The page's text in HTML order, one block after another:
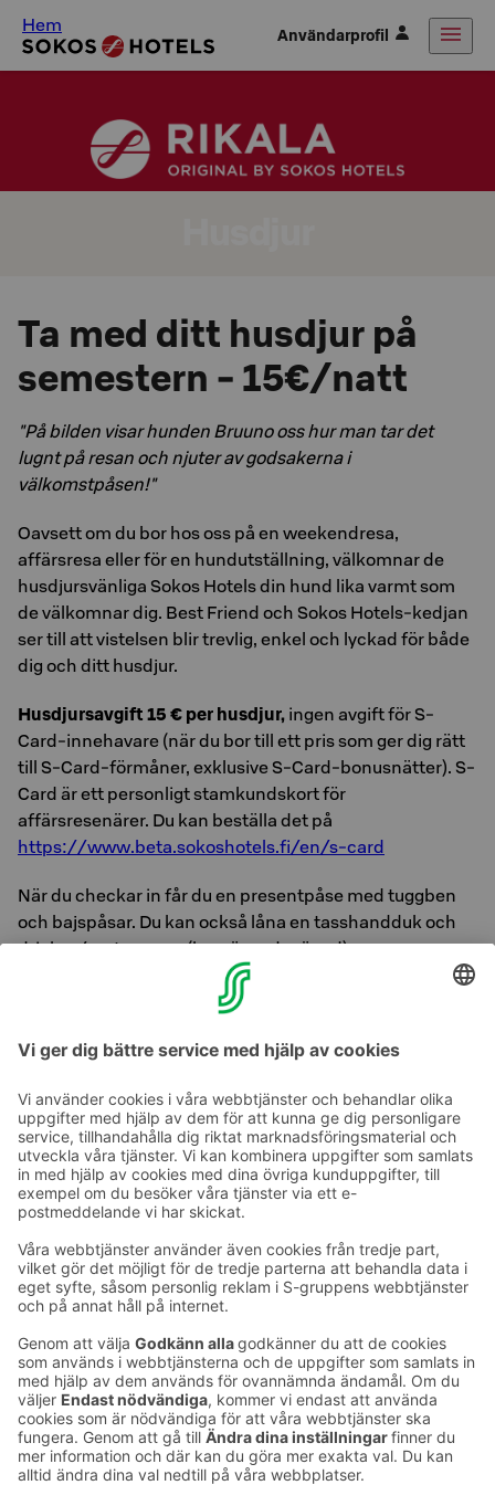
Hem Användarprofil
Ta med ditt husdjur på
semestern - 15€/natt
"På bilden visar hunden Bruuno oss hur man tar det
lugnt på resan och njuter av godsakerna i
välkomstpåsen!"
Oavsett om du bor hos oss på en weekendresa,
affärsresa eller för en hundutställning, välkomnar de
husdjursvänliga Sokos Hotels din hund lika varmt som
de välkomnar dig. Best Friend och Sokos Hotels-kedjan
ser till att vistelsen blir trevlig, enkel och lyckad för både
dig och ditt husdjur.
Husdjursavgift 15 € per husdjur, ingen avgift för S-
Card-innehavare (när du bor till ett pris som ger dig rätt
till S-Card-förmåner, exklusive S-Card-bonusnätter). S-
Card är ett personligt stamkundskort för
affärsresenärer. Du kan beställa det på
https://www.beta.sokoshotels.fi/en/s-card
När du checkar in får du en presentpåse med tuggben
och bajspåsar. Du kan också låna en tasshandduk och
dricks-/matmuggar (begränsad mängd).
Vänligen meddela oss att du har hund när du gör din
varmt välkomna på Sokos Hotels.
Ta kontakt
Kontaktuppgifter till hotellen
Feedback
Ge feedback
Sokos Hotels nyhetsbrev
nyhetsbrev
Du får Sokos Hotellens senaste
förmåner och nyheter till din e-
post varje månad.
Utmärkelser och certifikat
Sokos Hotels i sociala medier
Sokos
Hotels på
Sokos
Hotels på
Sokos
Hotels
på
Sokos
Hotels i